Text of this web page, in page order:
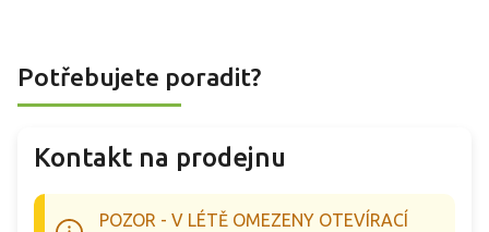
Potřebujete poradit?
Kontakt na prodejnu
POZOR - V LÉTĚ OMEZENY OTEVÍRACÍ